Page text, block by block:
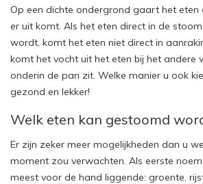
Op een dichte ondergrond gaart het
er uit komt. Als het eten direct in de
wordt, komt het eten niet direct in
komt het vocht uit het eten bij het andere
onderin de pan zit. Welke manier u ook
gezond en lekker!
Welk eten kan gestoomd
Er zijn zeker meer mogelijkheden dan u
moment zou verwachten. Als eerste
meest voor de hand liggende: groente,